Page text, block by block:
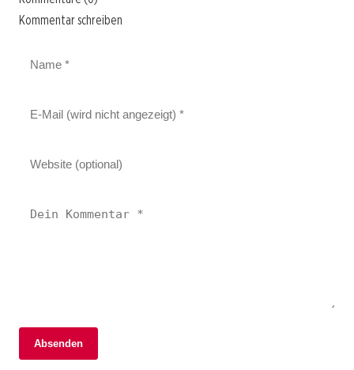
Kommentar schreiben
Absenden
02. Januar 2026